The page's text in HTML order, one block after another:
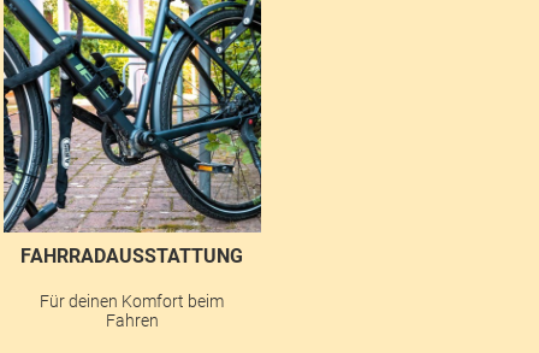
FAHRRADAUSSTATTUNG
Für deinen Komfort beim
Fahren